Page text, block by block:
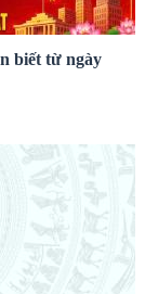
biết từ ngày